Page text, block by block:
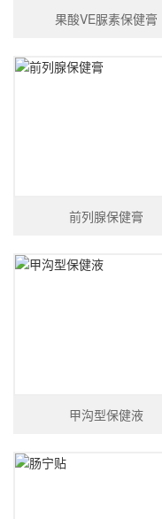
果酸VE脲素保健膏
前列腺保健膏
甲沟型保健液